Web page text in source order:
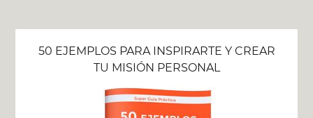
50 EJEMPLOS PARA INSPIRARTE Y CREAR
TU MISIÓN PERSONAL